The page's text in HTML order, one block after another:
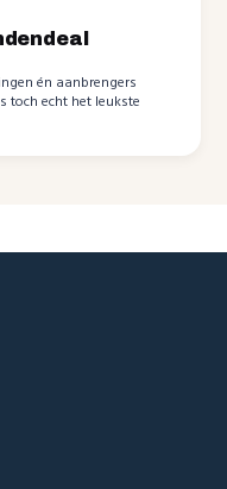
én aanbrengers
toch echt het leukste